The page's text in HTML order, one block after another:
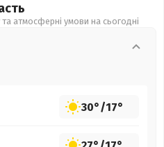
атмосферні умови на сьогодні
30°/17°